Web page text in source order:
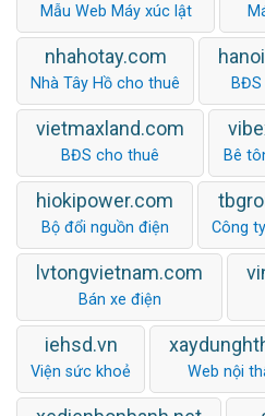
Mẫu Web Máy xúc lật
nhahotay.com
Nhà Tây Hồ cho thuê
vietmaxland.com
BĐS cho thuê Bê
hiokipower.com
Bộ đổi nguồn điện Công
lvtongvietnam.com
Bán xe điện
iehsd.vn
Viện sức khoẻ Web nội